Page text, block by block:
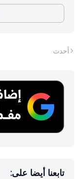
أحدث
تابعنا أيضا على: